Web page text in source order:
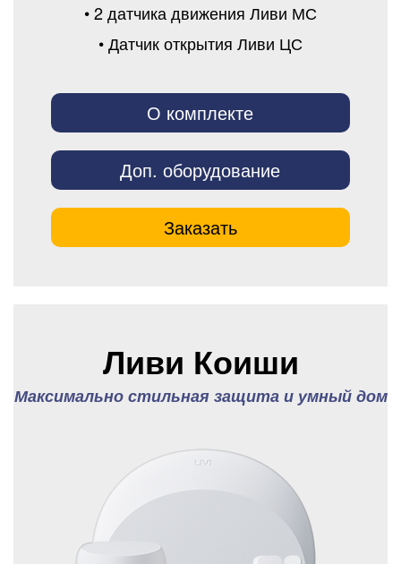
• 2 датчика движения Ливи МС
• Датчик открытия Ливи ЦС
О комплекте
Доп. оборудование
Заказать
Ливи Коиши
Максимально стильная защита и умный дом